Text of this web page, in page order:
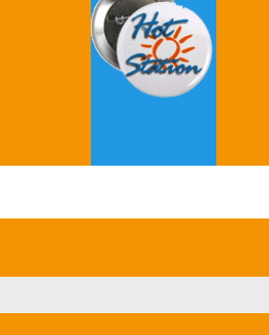
Grey's Anatomy